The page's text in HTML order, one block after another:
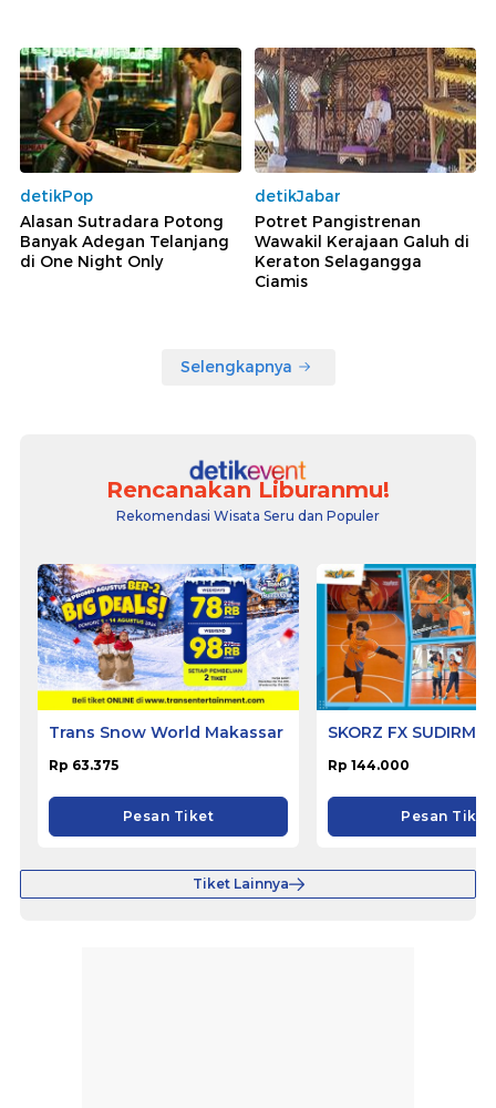
detikPop
Alasan Sutradara Potong
Banyak Adegan Telanjang
di One Night Only
detikJabar
Potret Pangistrenan
Wawakil Kerajaan Galuh di
Keraton Selagangga
Ciamis
Selengkapnya
Rencanakan Liburanmu!
Rekomendasi Wisata Seru dan Populer
Trans Snow World Makassar
Rp 63.375
Pesan Tiket
SKORZ FX
Rp 144.000
Pesan Tiket
Tiket Lainnya